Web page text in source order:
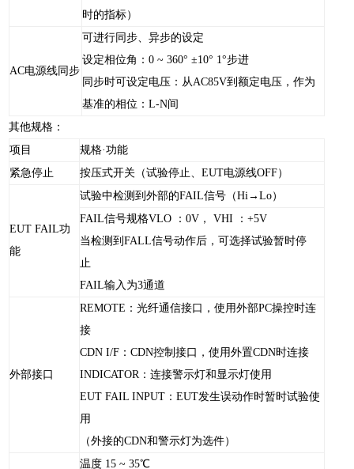
时的指标）
AC电源线同步
可进行同步、异步的设定
设定相位角：0 ~ 360° ±10° 1°步进
同步时可设定电压：从AC85V到额定电压，作为
基准的相位：L-N间
其他规格：
项目
规格·功能
紧急停止
按压式开关（试验停止、EUT电源线OFF）
EUT FAIL功
能
试验中检测到外部的FAIL信号（Hi→Lo）
FAIL信号规格VLO ：0V， VHI ：+5V
当检测到FALL信号动作后，可选择试验暂时停
止
FAIL输入为3通道
外部接口
REMOTE：光纤通信接口，使用外部PC操控时连
接
CDN I/F：CDN控制接口，使用外置CDN时连接
INDICATOR：连接警示灯和显示灯使用
EUT FAIL INPUT：EUT发生误动作时暂时试验使
用
（外接的CDN和警示灯为选件）
温度 15 ~ 35℃